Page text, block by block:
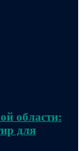
области:
для